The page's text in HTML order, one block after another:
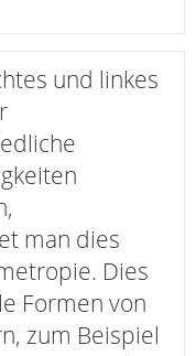
und linkes
man dies
Dies
Formen von
zum Beispiel